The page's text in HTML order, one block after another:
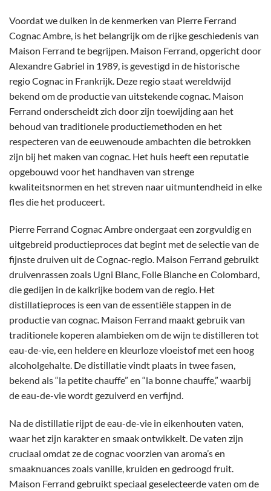
Voordat we duiken in de kenmerken van Pierre Ferrand
Cognac Ambre, is het belangrijk om de rijke geschiedenis van
Maison Ferrand te begrijpen. Maison Ferrand, opgericht door
Alexandre Gabriel in 1989, is gevestigd in de historische
regio Cognac in Frankrijk. Deze regio staat wereldwijd
bekend om de productie van uitstekende cognac. Maison
Ferrand onderscheidt zich door zijn toewijding aan het
behoud van traditionele productiemethoden en het
respecteren van de eeuwenoude ambachten die betrokken
zijn bij het maken van cognac. Het huis heeft een reputatie
opgebouwd voor het handhaven van strenge
kwaliteitsnormen en het streven naar uitmuntendheid in elke
fles die het produceert.
Pierre Ferrand Cognac Ambre ondergaat een zorgvuldig en
uitgebreid productieproces dat begint met de selectie van de
fijnste druiven uit de Cognac-regio. Maison Ferrand gebruikt
druivenrassen zoals Ugni Blanc, Folle Blanche en Colombard,
die gedijen in de kalkrijke bodem van de regio. Het
distillatieproces is een van de essentiële stappen in de
productie van cognac. Maison Ferrand maakt gebruik van
traditionele koperen alambieken om de wijn te distilleren tot
eau-de-vie, een heldere en kleurloze vloeistof met een hoog
alcoholgehalte. De distillatie vindt plaats in twee fasen,
bekend als “la petite chauffe” en “la bonne chauffe,” waarbij
de eau-de-vie wordt gezuiverd en verfijnd.
Na de distillatie rijpt de eau-de-vie in eikenhouten vaten,
waar het zijn karakter en smaak ontwikkelt. De vaten zijn
cruciaal omdat ze de cognac voorzien van aroma’s en
smaaknuances zoals vanille, kruiden en gedroogd fruit.
Maison Ferrand gebruikt speciaal geselecteerde vaten om de